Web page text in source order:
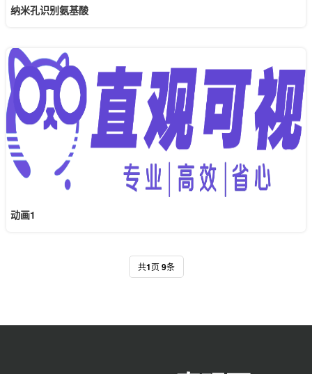
纳米孔识别氨基酸
动画1
共1页9条